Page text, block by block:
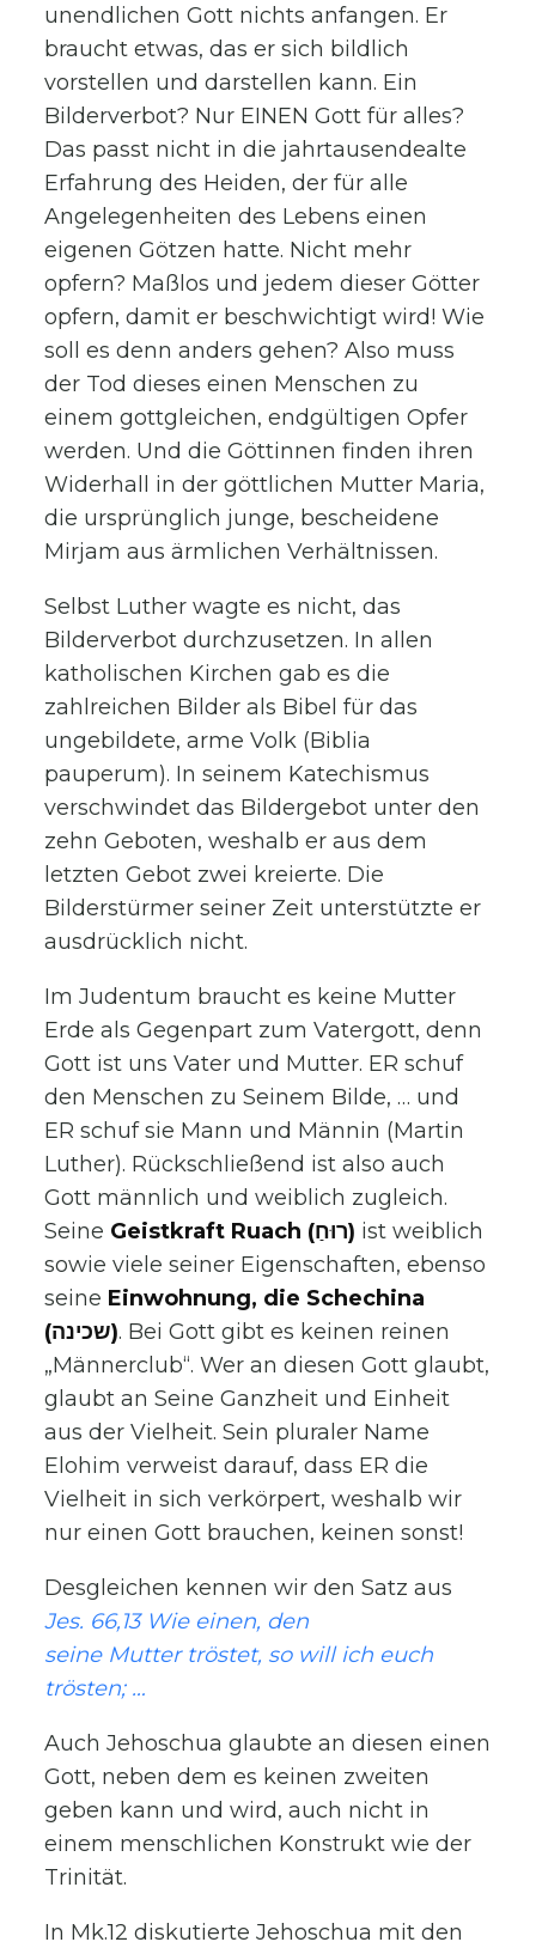
unendlichen Gott nichts anfangen. Er
braucht etwas, das er sich bildlich
vorstellen und darstellen kann. Ein
Bilderverbot? Nur EINEN Gott für alles?
Das passt nicht in die jahrtausendealte
Erfahrung des Heiden, der für alle
Angelegenheiten des Lebens einen
eigenen Götzen hatte. Nicht mehr
opfern? Maßlos und jedem dieser Götter
opfern, damit er beschwichtigt wird! Wie
soll es denn anders gehen? Also muss
der Tod dieses einen Menschen zu
einem gottgleichen, endgültigen Opfer
werden. Und die Göttinnen finden ihren
Widerhall in der göttlichen Mutter Maria,
die ursprünglich junge, bescheidene
Mirjam aus ärmlichen Verhältnissen.
Selbst Luther wagte es nicht, das
Bilderverbot durchzusetzen. In allen
katholischen Kirchen gab es die
zahlreichen Bilder als Bibel für das
ungebildete, arme Volk (Biblia
pauperum). In seinem Katechismus
verschwindet das Bildergebot unter den
zehn Geboten, weshalb er aus dem
letzten Gebot zwei kreierte. Die
Bilderstürmer seiner Zeit unterstützte er
ausdrücklich nicht.
Im Judentum braucht es keine Mutter
Erde als Gegenpart zum Vatergott, denn
Gott ist uns Vater und Mutter. ER schuf
den Menschen zu Seinem Bilde, … und
ER schuf sie Mann und Männin (Martin
Luther). Rückschließend ist also auch
Gott männlich und weiblich zugleich.
Seine
Geistkraft Ruach (רוּחַ) ist weiblich
sowie viele seiner Eigenschaften, ebenso
seine Einwohnung, die Schechina
(שכינה). Bei Gott gibt es keinen reinen
„Männerclub“. Wer an diesen Gott glaubt,
glaubt an Seine Ganzheit und Einheit
aus der Vielheit. Sein pluraler Name
Elohim verweist darauf, dass ER die
Vielheit in sich verkörpert, weshalb wir
nur einen Gott brauchen, keinen sonst!
Desgleichen kennen wir den Satz aus
Jes. 66,13 Wie einen, den
seine Mutter tröstet, so will ich euch
trösten; …
Auch Jehoschua glaubte an diesen einen
Gott, neben dem es keinen zweiten
geben kann und wird, auch nicht in
einem menschlichen Konstrukt wie der
Trinität.
In Mk.12 diskutierte Jehoschua mit den